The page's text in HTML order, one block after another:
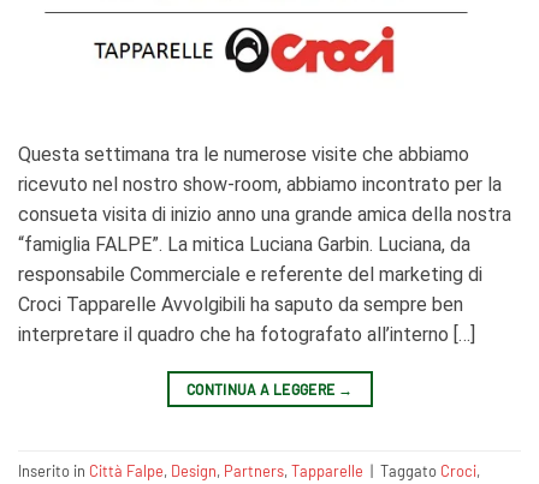
Questa settimana tra le numerose visite che abbiamo
ricevuto nel nostro show-room, abbiamo incontrato per la
consueta visita di inizio anno una grande amica della nostra
“famiglia FALPE”. La mitica Luciana Garbin. Luciana, da
responsabile Commerciale e referente del marketing di
Croci Tapparelle Avvolgibili ha saputo da sempre ben
interpretare il quadro che ha fotografato all’interno […]
CONTINUA A LEGGERE →
Inserito in Città Falpe, Design, Partners,Tapparelle | Taggato Croci,